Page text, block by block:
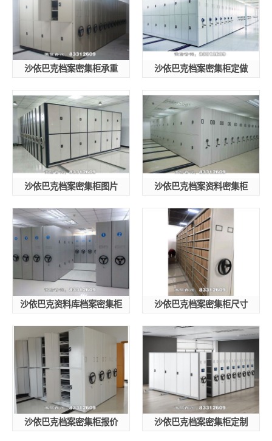
沙依巴克档案密集柜承重 沙依巴克档案密集柜定做
沙依巴克档案密集柜图片 沙依巴克档案资料密集柜
沙依巴克资料库档案密集柜 沙依巴克档案密集柜尺寸
沙依巴克档案密集柜报价 沙依巴克档案密集柜定制